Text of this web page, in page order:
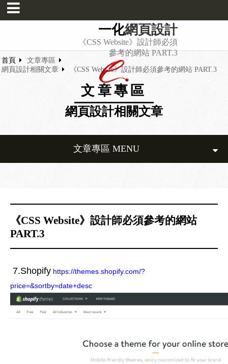
一化網頁設計
《CSS Website》設計師必須
參考的網站 PART.3
首頁
文章專區
網頁設計相關文章
《CSS Website》設計師必須參考的網站 PART.3
文章專區
網頁設計相關文章
文章專區 MENU
《CSS Website》設計師必須參考的網站
PART.3
7.Shopify https://themes.shopify.com/?
price=&sortby=date+desc